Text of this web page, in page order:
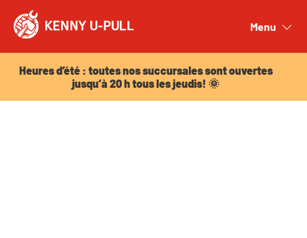
Menu
Heures d’été : toutes nos succursales sont ouvertes
jusqu’à 20 h tous les jeudis! 🌞